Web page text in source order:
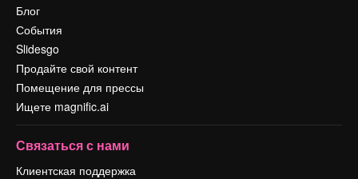
Блог
События
Slidesgo
Продайте свой контент
Помещение для прессы
Ищете magnific.ai
Связаться с нами
Клиентская поддержка